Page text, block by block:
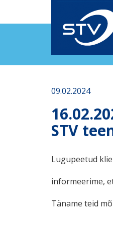
09.02.2024
STV
Lugupeetud
informeerime,
Täname teid